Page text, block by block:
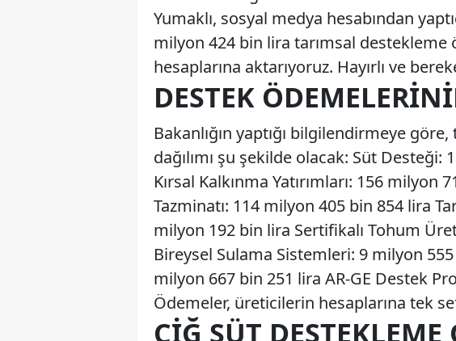
Yumaklı, sosyal medya hesabından
milyon 424 bin lira tarımsal
hesaplarına aktarıyoruz. Hayırlı ve
DESTEK
Bakanlığın yaptığı bilgilendirmeye
dağılımı şu şekilde olacak: Süt
Kırsal Kalkınma Yatırımları: 156 milyon
Tazminatı: 114 milyon 405 bin 854 lira
milyon 192 bin lira Sertifikalı Tohum
Bireysel Sulama Sistemleri: 9 milyon
milyon 667 bin 251 lira AR-GE Destek
Ödemeler, üreticilerin hesaplarına tek
ÇIĞ SÜT